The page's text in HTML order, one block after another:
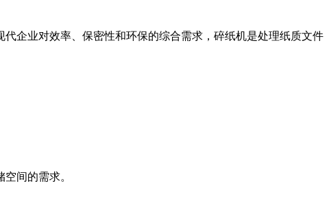
企业对效率、保密性和环保的综合需求，碎纸机是处理纸质文件
间的需求。